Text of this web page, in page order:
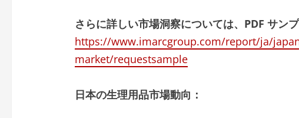
さらに詳しい市場洞察については、PDF サン
https://www.imarcgroup.com/report/ja/
market/requestsample
日本の生理用品市場動向：